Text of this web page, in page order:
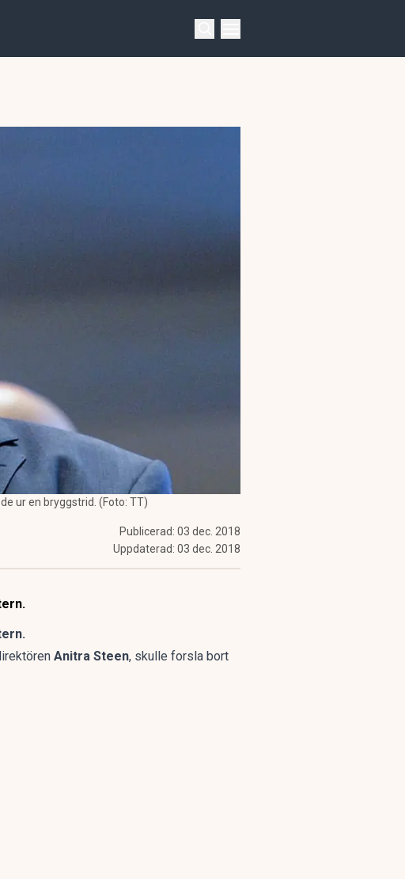
ur en bryggstrid. (Foto: TT)
Publicerad: 03 dec. 2018
Uppdaterad: 03 dec. 2018
Anitra Steen, skulle forsla bort